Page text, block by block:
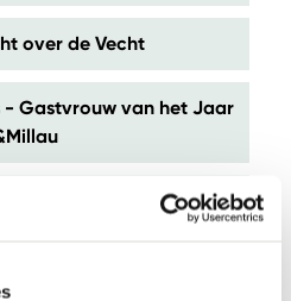
over de Vecht
- Gastvrouw van het Jaar
Amsterdam en
en Japans